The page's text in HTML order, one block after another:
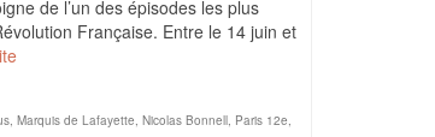
de l’un des épisodes les plus
Française. Entre le 14 juin et
, Marquis de Lafayette, Nicolas Bonnell, Paris 12e,